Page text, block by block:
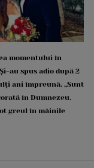
momentului în
au spus adio după 2
ani împreună. „Sunt
în Dumnezeu.
greul în mâinile